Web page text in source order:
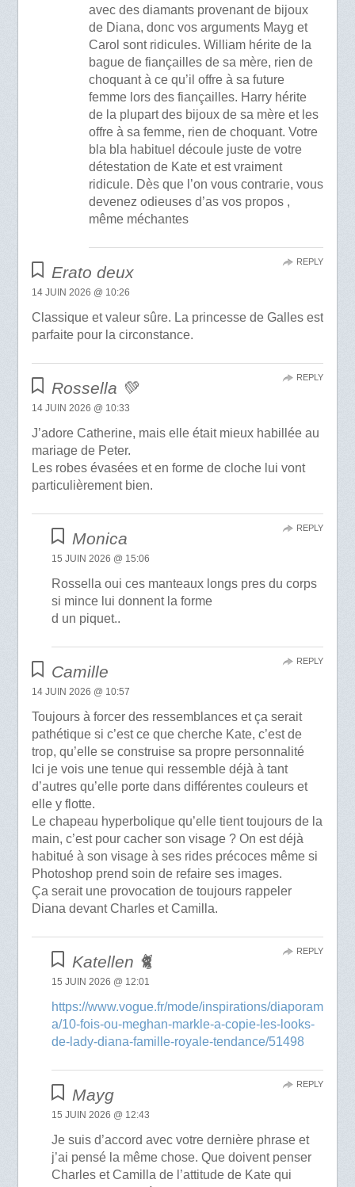
avec des diamants provenant de bijoux
de Diana, donc vos arguments Mayg et
Carol sont ridicules. William hérite de la
bague de fiançailles de sa mère, rien de
choquant à ce qu’il offre à sa future
femme lors des fiançailles. Harry hérite
de la plupart des bijoux de sa mère et les
offre à sa femme, rien de choquant. Votre
bla bla habituel découle juste de votre
détestation de Kate et est vraiment
ridicule. Dès que l’on vous contrarie, vous
devenez odieuses d’as vos propos ,
même méchantes
Erato deux
14 JUIN 2026 @ 10:26
Classique et valeur sûre. La princesse de Galles est
parfaite pour la circonstance.
REPLY
Rossella 💚
14 JUIN 2026 @ 10:33
J’adore Catherine, mais elle était mieux habillée au
mariage de Peter.
Les robes évasées et en forme de cloche lui vont
particulièrement bien.
REPLY
Monica
15 JUIN 2026 @ 15:06
Rossella oui ces manteaux longs pres du corps
si mince lui donnent la forme
d un piquet..
REPLY
Camille
14 JUIN 2026 @ 10:57
Toujours à forcer des ressemblances et ça serait
pathétique si c’est ce que cherche Kate, c’est de
trop, qu’elle se construise sa propre personnalité
Ici je vois une tenue qui ressemble déjà à tant
d’autres qu’elle porte dans différentes couleurs et
elle y flotte.
Le chapeau hyperbolique qu’elle tient toujours de la
main, c’est pour cacher son visage ? On est déjà
habitué à son visage à ses rides précoces même si
Photoshop prend soin de refaire ses images.
Ça serait une provocation de toujours rappeler
Diana devant Charles et Camilla.
REPLY
Katellen 🐈
15 JUIN 2026 @ 12:01
https://www.vogue.fr/mode/inspirations/diaporam
a/10-fois-ou-meghan-markle-a-copie-les-looks-
de-lady-diana-famille-royale-tendance/51498
REPLY
Mayg
15 JUIN 2026 @ 12:43
Je suis d’accord avec votre dernière phrase et
j’ai pensé la même chose. Que doivent penser
Charles et Camilla de l’attitude de Kate qui
REPLY